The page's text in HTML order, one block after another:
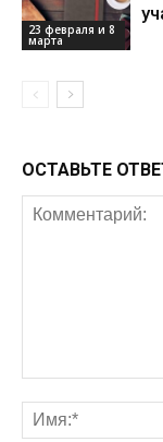
23 февраля и 8
марта
ОСТАВЬТЕ